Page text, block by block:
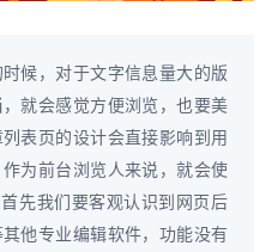
候，对于文字信息量大的版
就会感觉方便浏览，也要美
表页的设计会直接影响到用
为前台浏览人来说，就会使
先我们要客观认识到网页后
他专业编辑软件，功能没有